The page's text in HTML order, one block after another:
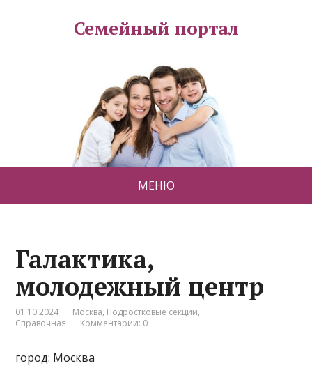
Семейный портал
МЕНЮ
Галактика,
молодежный центр
01.10.2024 Москва, Подростковые секции,
Справочная
Комментарии: 0
город: Москва